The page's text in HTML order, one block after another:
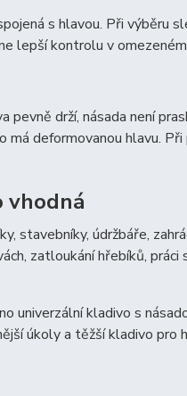
s hlavou. Při výběru
lepší kontrolu v
drží, násada není
deformovanou hlavu.
vhodná
stavebníky, údržbáře,
zatloukání hřebíků,
univerzální kladivo s
úkoly a těžší kladivo pro